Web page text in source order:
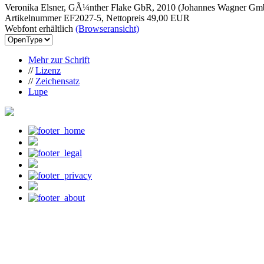
Veronika Elsner, GÃ¼nther Flake GbR, 2010 (Johannes Wagner
Artikelnummer EF2027-5, Nettopreis 49,00 EUR
Webfont erhältlich (Browseransicht)
Mehr zur Schrift
//Lizenz
// Zeichensatz
Lupe